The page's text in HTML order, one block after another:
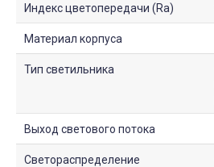
Индекс цветопередачи (Ra)
Материал корпуса
Тип светильника
Выход светового потока
Светораспределение